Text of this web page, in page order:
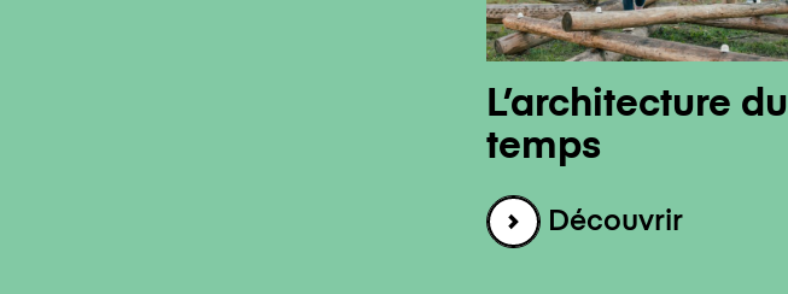
L’architecture du
temps
Découvrir